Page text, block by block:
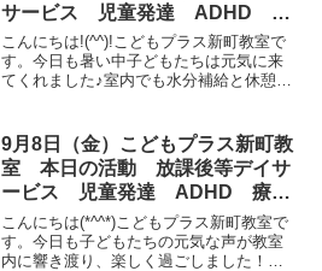
サービス 児童発達 ADHD 療
育 発達障がい
こんにちは!(^^)!こどもプラス新町教室で
す。今日も暑い中子どもたちは元気に来
てくれました♪室内でも水分補給と休憩を
体操・大繩走り抜け 蜂サーキットカラー
ストーン→...
9月8日（金）こどもプラス新町教
室 本日の活動 放課後等デイサ
ービス 児童発達 ADHD 療
育 発達障がい
こんにちは(*^^*)こどもプラス新町教室で
す。今日も子どもたちの元気な声が教室
内に響き渡り、楽しく過ごしました！☆